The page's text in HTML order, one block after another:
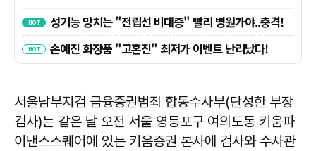
서울남부지검 금융증권범죄 합동수사부(단성한 부장
검사)는 같은 날 오전 서울 영등포구 여의도동 키움파
이낸스스퀘어에 있는 키움증권 본사에 검사와 수사관